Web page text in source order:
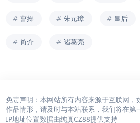
曹操 朱元璋 皇后
简介 诸葛亮
免责声明：本网站所有内容来源于互联网，
作品情形，请及时与本站联系，我们将在第
IP地址位置数据由纯真CZ88提供支持